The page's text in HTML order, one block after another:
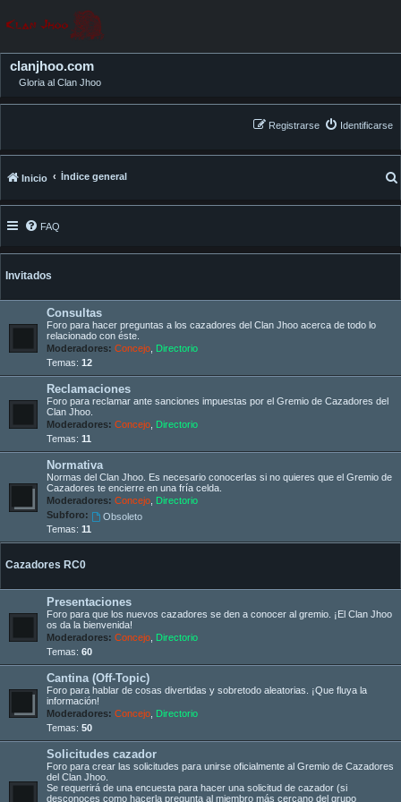
clanjhoo.com
Gloria al Clan Jhoo
Identificarse
Registrarse
Inicio Índice general
FAQ
Invitados
Consultas
Foro para hacer preguntas a los cazadores del Clan Jhoo acerca de todo lo
relacionado con éste.
Moderadores: Concejo Directorio
Temas: 12
Reclamaciones
Foro para reclamar ante sanciones impuestas por el Gremio de Cazadores del
Clan Jhoo.
Moderadores: Concejo Directorio
Temas: 11
Normativa
Normas del Clan Jhoo. Es necesario conocerlas si no quieres que el Gremio de
Cazadores te encierre en una fría celda.
Moderadores: Concejo Directorio
Subforo:
Obsoleto
Temas: 11
Cazadores RC0
Presentaciones
Foro para que los nuevos cazadores se den a conocer al gremio. ¡El Clan Jhoo
os da la bienvenida!
Moderadores: Concejo Directorio
Temas: 60
Cantina (Off-Topic)
Foro para hablar de cosas divertidas y sobretodo aleatorias. ¡Que fluya la
información!
Moderadores: Concejo Directorio
Temas: 50
Solicitudes cazador
Foro para crear las solicitudes para unirse oficialmente al Gremio de Cazadores
del Clan Jhoo.
Se requerirá de una encuesta para hacer una solicitud de cazador (si
desconoces como hacerla pregunta al miembro más cercano del grupo